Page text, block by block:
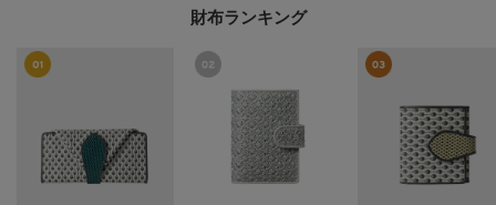
財布ランキング